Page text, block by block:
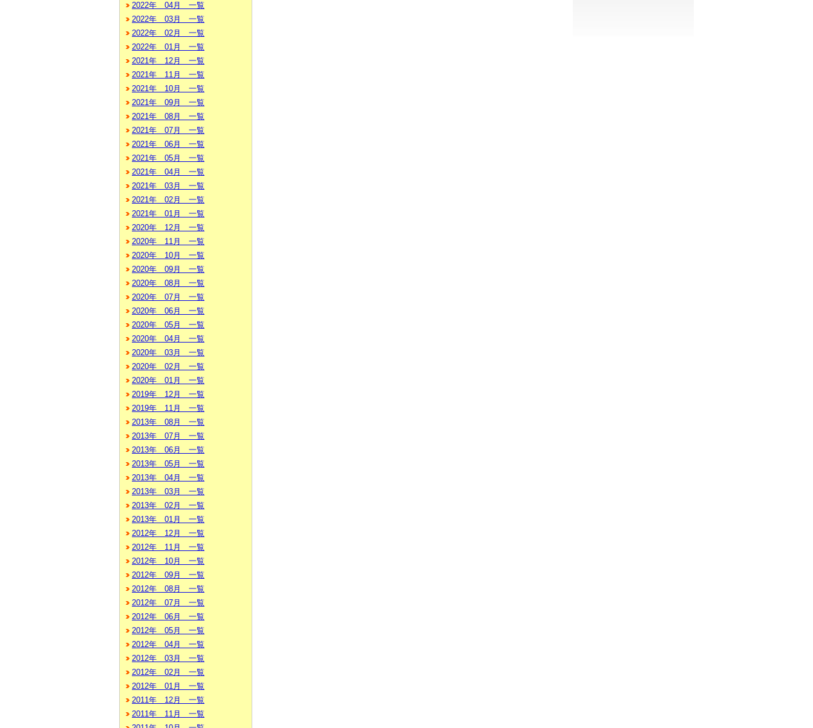
2022年 04月 一覧
2022年 03月 一覧
2022年 02月 一覧
2022年 01月 一覧
2021年 12月 一覧
2021年 11月 一覧
2021年 10月 一覧
2021年 09月 一覧
2021年 08月 一覧
2021年 07月 一覧
2021年 06月 一覧
2021年 05月 一覧
2021年 04月 一覧
2021年 03月 一覧
2021年 02月 一覧
2021年 01月 一覧
2020年 12月 一覧
2020年 11月 一覧
2020年 10月 一覧
2020年 09月 一覧
2020年 08月 一覧
2020年 07月 一覧
2020年 06月 一覧
2020年 05月 一覧
2020年 04月 一覧
2020年 03月 一覧
2020年 02月 一覧
2020年 01月 一覧
2019年 12月 一覧
2019年 11月 一覧
2013年 08月 一覧
2013年 07月 一覧
2013年 06月 一覧
2013年 05月 一覧
2013年 04月 一覧
2013年 03月 一覧
2013年 02月 一覧
2013年 01月 一覧
2012年 12月 一覧
2012年 11月 一覧
2012年 10月 一覧
2012年 09月 一覧
2012年 08月 一覧
2012年 07月 一覧
2012年 06月 一覧
2012年 05月 一覧
2012年 04月 一覧
2012年 03月 一覧
2012年 02月 一覧
2012年 01月 一覧
2011年 12月 一覧
2011年 11月 一覧